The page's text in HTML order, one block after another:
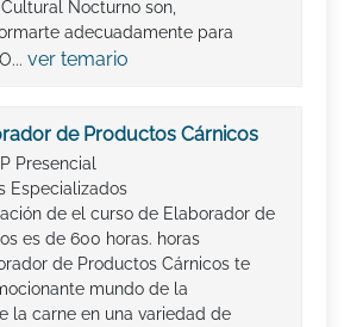
Nocturno son,
adecuadamente para
ver temario
de Productos Cárnicos
Presencial
Especializados
de el curso de Elaborador de
es de 600 horas. horas
de Productos Cárnicos te
mundo de la
la carne en una variedad de